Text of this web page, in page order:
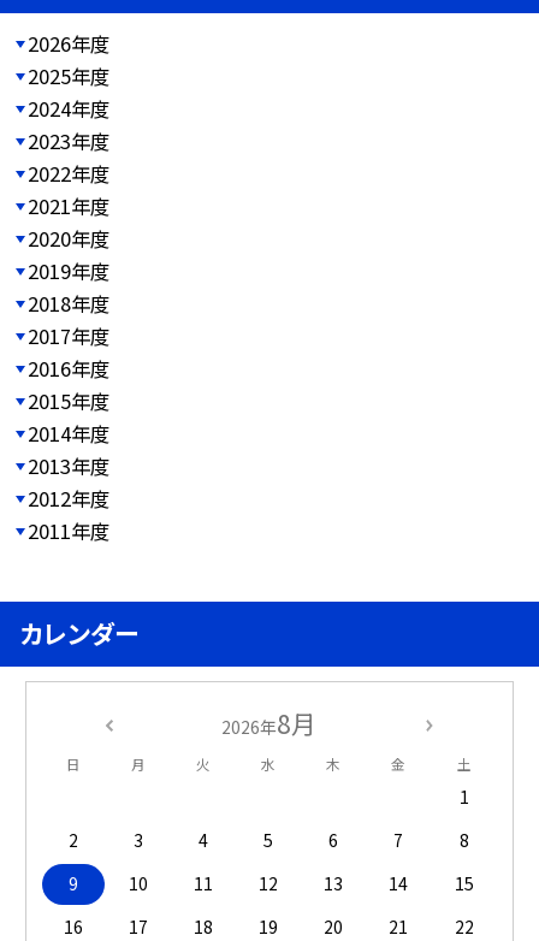
2026年度
2025年度
2024年度
2023年度
2022年度
2021年度
2020年度
2019年度
2018年度
2017年度
2016年度
2015年度
2014年度
2013年度
2012年度
2011年度
カレンダー
2026年8月
日 月 火 水 木 金 土
1
2
3 4 5 6 7
8
9
10 11 12 13 14
15
16
17 18 19 20 21
22